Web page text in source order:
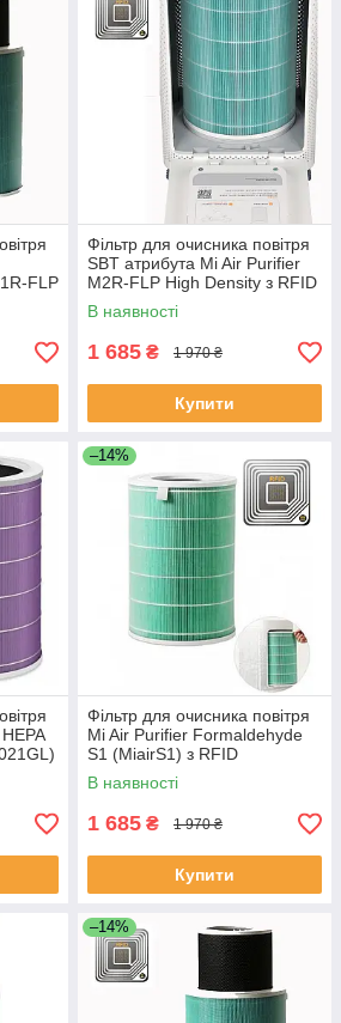
FLP
Фільтр для очисника повітря
SBT атрибута Mi Air Purifier
M2R-FLP High Density з RFID
В наявності
1 685 ₴ 1 970 ₴
Купити
–14%
Фільтр для очисника повітря
Mi Air Purifier Formaldehyde
S1 (MiairS1) з RFID
В наявності
1 685 ₴ 1 970 ₴
Купити
–14%